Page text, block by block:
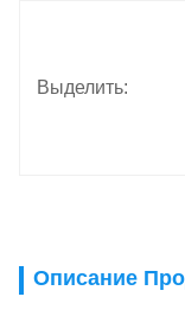
Выделить:
Описание